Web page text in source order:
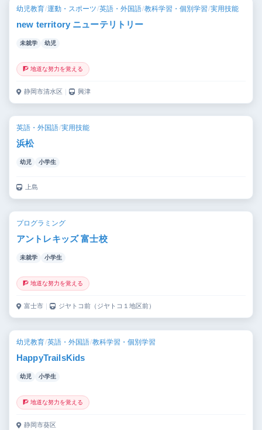
幼児教育/運動・スポーツ/英語・外国語/教科学習・個別学習/実用技能
new territory ニューテリトリー
未就学 幼児
🧗 地道な努力を覚える
静岡市清水区 ｜ 興津
英語・外国語/実用技能
浜松
幼児 小学生
上島
プログラミング
アントレキッズ 富士校
未就学 小学生
🧗 地道な努力を覚える
富士市 ｜ ジヤトコ前（ジヤトコ１地区前）
幼児教育/英語・外国語/教科学習・個別学習
HappyTrailsKids
幼児 小学生
🧗 地道な努力を覚える
静岡市葵区